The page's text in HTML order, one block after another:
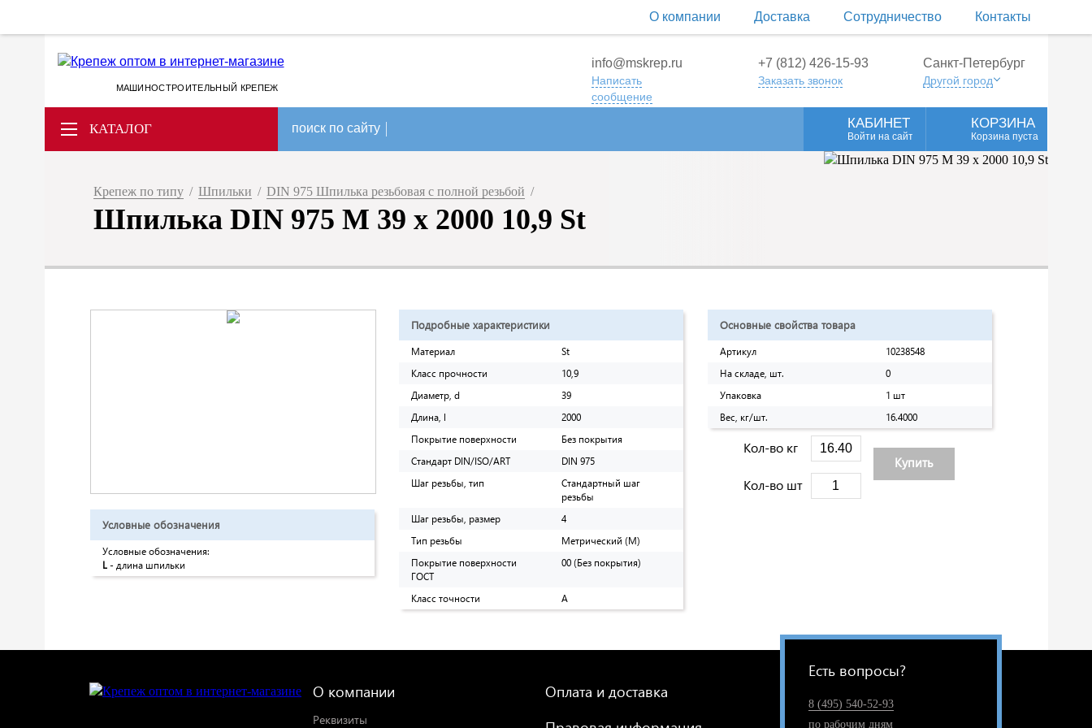
О компании Доставка Сотрудничество Контакты
МАШИНОСТРОИТЕЛЬНЫЙ КРЕПЕЖ
info@mskrep.ru
Написать
сообщение
+7 (812) 426-15-93
Заказать звонок
Санкт-Петербург
Другой город
КАТАЛОГ поиск по сайту КАБИНЕТ
Войти на сайт
КОРЗИНА
Корзина пуста
Крепеж по типу / Шпильки / DIN 975 Шпилька резьбовая с полной резьбой /
Шпилька DIN 975 M 39 х 2000 10,9 St
Условные обозначения
Условные обозначения:
L- длина шпильки
Подробные характеристики
Материал
St
Класс прочности
10,9
Диаметр, d
39
Длина, l
2000
Покрытие поверхности
Без покрытия
Стандарт DIN/ISO/ART
DIN 975
Шаг резьбы, тип
Стандартный шаг
резьбы
Шаг резьбы, размер
4
Тип резьбы
Метрический (M)
Покрытие поверхности
ГОСТ
00 (Без покрытия)
Класс точности А
Основные свойства товара
Артикул
10238548
На складе, шт.
0
Упаковка
1 шт
Вес, кг/шт.
16.4000
Кол-во кг
Кол-во шт
Купить
О компании
Реквизиты
Оплата и доставка
Есть вопросы?
8 (495) 540-52-93
по рабочим дням